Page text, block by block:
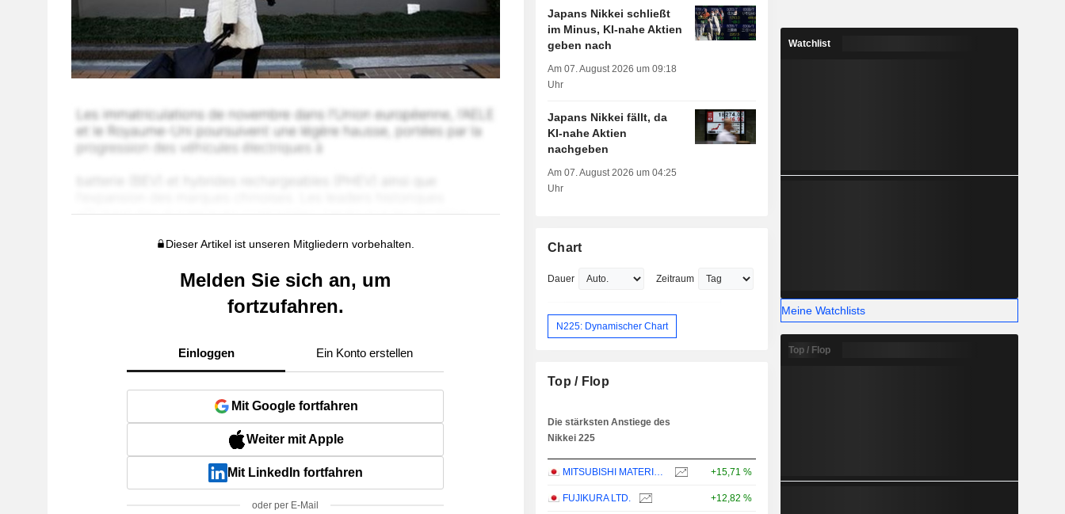
Dieser Artikel ist unseren Mitgliedern vorbehalten.
Melden Sie sich an, um
fortzufahren.
Einloggen Ein Konto erstellen
Mit Google fortfahren
Weiter mit Apple
Mit LinkedIn fortfahren
oder per E-Mail
Japans Nikkei schließt
im Minus, KI-nahe Aktien
geben nach
Am 07. August 2026 um 09:18
Uhr
Japans Nikkei fällt, da
KI-nahe Aktien
nachgeben
Am 07. August 2026 um 04:25
Uhr
Chart
Dauer Zeitraum
N225: Dynamischer Chart
Top / Flop
Die stärksten Anstiege des
Nikkei 225
MITSUBISHI MATERIALS CORPORATION +15,71 %
FUJIKURA LTD. +12,82 %
Watchlist
Meine Watchlists
Top / Flop